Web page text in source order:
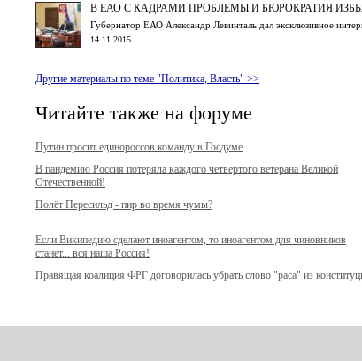
В ЕАО С КАДРАМИ ПРОБЛЕМЫ И БЮРОКРАТИЯ
Губернатор ЕАО Александр Левинталь дал эксклюзивное
14.11.2015
Другие материалы по теме "Политика, Власть" >>
Читайте также на форуме
Путин просит единороссов команду в Госдуме
В пандемию Россия потеряла каждого четвертого ветерана Великой
Отечественной!
Полёт Пересильд - пир во время чумы?
Если Википедию сделают иноагентом, то иноагентом для чиновников
станет... вся наша Россия!
Правящая коалиция ФРГ договорилась убрать слово "раса" из